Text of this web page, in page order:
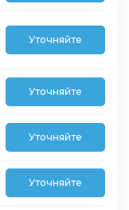
Уточняйте
Уточняйте
Уточняйте
Уточняйте